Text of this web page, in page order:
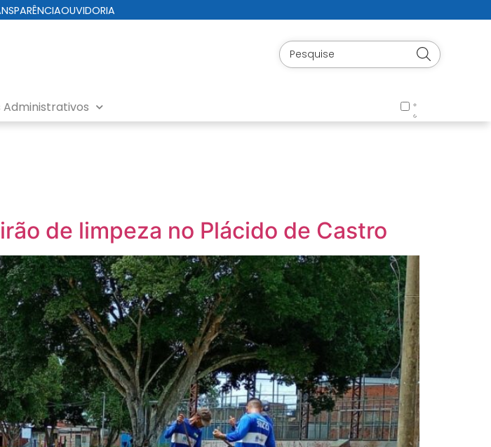
OUVIDORIA
Administrativos
de limpeza no Plácido de Castro